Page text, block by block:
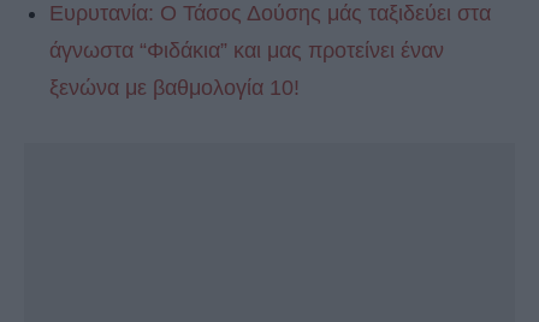
Ευρυτανία: Ο Τάσος Δούσης μάς ταξιδεύει στα
άγνωστα “Φιδάκια” και μας προτείνει έναν
ξενώνα με βαθμολογία 10!